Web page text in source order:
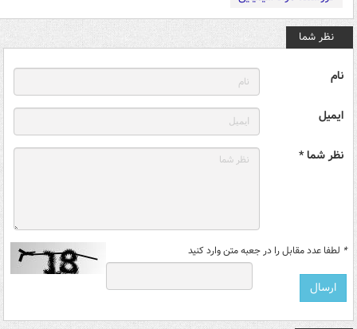
نظر شما
نام
ایمیل
نظر شما *
* لطفا عدد مقابل را در جعبه متن وارد کنید